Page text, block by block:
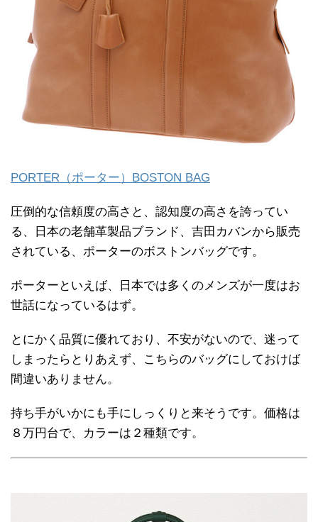
PORTER（ポーター）BOSTON BAG
圧倒的な信頼度の高さと、認知度の高さを誇ってい
る、日本の老舗革製品ブランド、吉田カバンから販売
されている、ポーターのボストンバッグです。
ポーターといえば、日本では多くのメンズが一度はお
世話になっているはず。
とにかく品質に優れており、不安がないので、迷って
しまったらとりあえず、こちらのバッグにしておけば
間違いありません。
持ち手がいかにも手にしっくりと来そうです。価格は
８万円台で、カラーは２種類です。